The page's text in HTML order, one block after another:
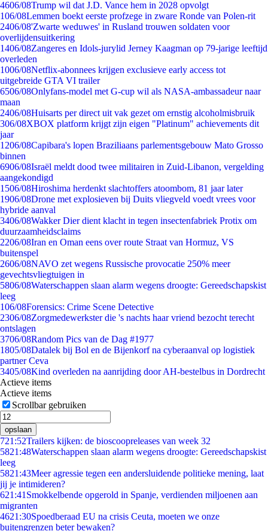
4606/08Trump wil dat J.D. Vance hem in 2028 opvolgt
106/08Lemmen boekt eerste profzege in zware Ronde van Polen-rit
2406/08'Zwarte weduwes' in Rusland trouwen soldaten voor
overlijdensuitkering
1406/08Zangeres en Idols-jurylid Jerney Kaagman op 79-jarige leeftijd
overleden
1006/08Netflix-abonnees krijgen exclusieve early access tot
uitgebreide GTA VI trailer
6506/08Onlyfans-model met G-cup wil als NASA-ambassadeur naar
maan
2406/08Huisarts per direct uit vak gezet om ernstig alcoholmisbruik
306/08XBOX platform krijgt zijn eigen "Platinum" achievements dit
jaar
1206/08Capibara's lopen Braziliaans parlementsgebouw Mato Grosso
binnen
6906/08Israël meldt dood twee militairen in Zuid-Libanon, vergelding
aangekondigd
1506/08Hiroshima herdenkt slachtoffers atoombom, 81 jaar later
1906/08Drone met explosieven bij Duits vliegveld voedt vrees voor
hybride aanval
3406/08Wakker Dier dient klacht in tegen insectenfabriek Protix om
duurzaamheidsclaims
2206/08Iran en Oman eens over route Straat van Hormuz, VS
buitenspel
2606/08NAVO zet wegens Russische provocatie 250% meer
gevechtsvliegtuigen in
5806/08Waterschappen slaan alarm wegens droogte: Gereedschapskist
leeg
106/08Forensics: Crime Scene Detective
2306/08Zorgmedewerkster die 's nachts haar vriend bezocht terecht
ontslagen
3706/08Random Pics van de Dag #1977
1805/08Datalek bij Bol en de Bijenkorf na cyberaanval op logistiek
partner Ceva
3405/08Kind overleden na aanrijding door AH-bestelbus in Dordrecht
Actieve items
Actieve items
Scrollbar gebruiken
opslaan
721:52Trailers kijken: de bioscoopreleases van week 32
5821:48Waterschappen slaan alarm wegens droogte: Gereedschapskist
leeg
5821:43Meer agressie tegen een andersluidende politieke mening, laat
jij je intimideren?
621:41 Smokkelbende opgerold in Spanje, verdienden miljoenen aan
migranten
4621:30Spoedberaad EU na crisis Ceuta, moeten we onze
buitengrenzen beter bewaken?